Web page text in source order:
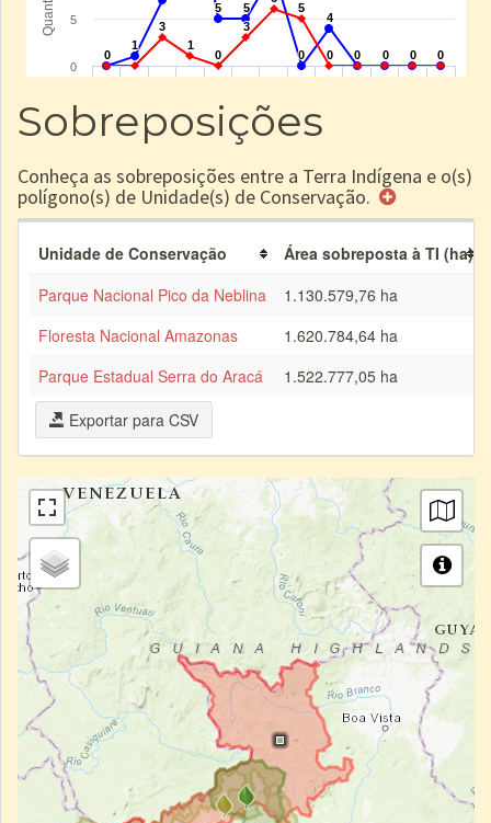
Sobreposições
Conheça as sobreposições entre a Terra Indígena e o(s)
polígono(s) de Unidade(s) de Conservação.
Unidade de Conservação
Área sobreposta à TI (ha)
Parque Nacional Pico da Neblina
1.130.579,76 ha
Floresta Nacional Amazonas
1.620.784,64 ha
Parque Estadual Serra do Aracá
1.522.777,05 ha
Exportar para CSV